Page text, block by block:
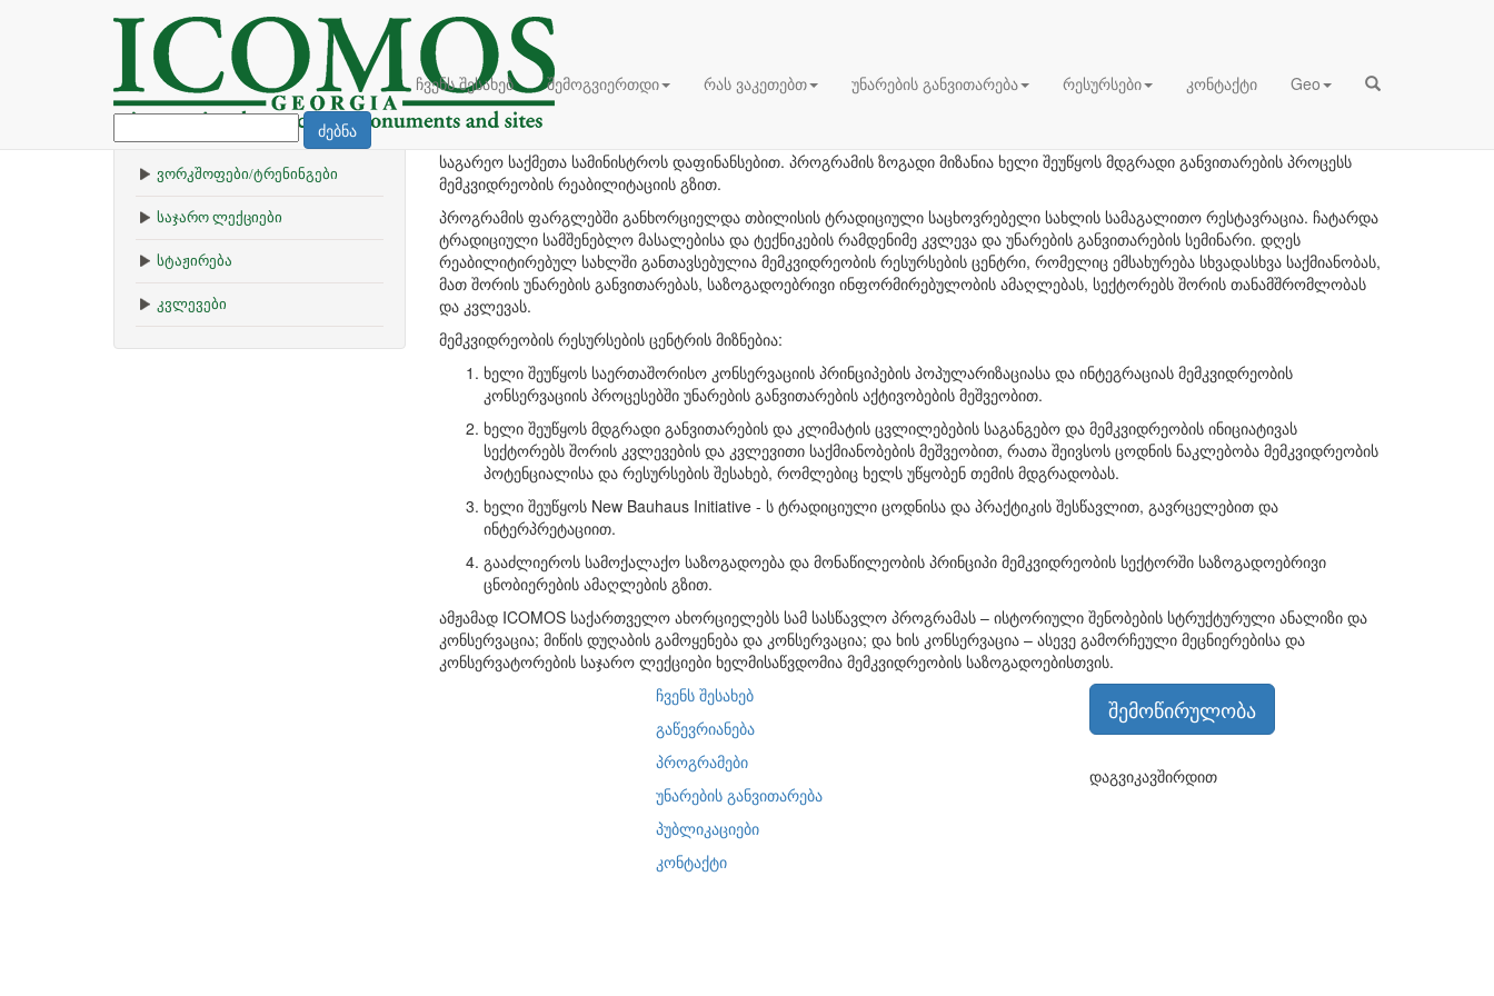
ჩვენს შესახებ შემოგვიერთდი რას ვაკეთებთ უნარების განვითარება რესურსები კონტაქტი Geo
ძებნა
უნარების განვითარება
მემკვიდრეობის
რესურსების ცენტრი
ვორკშოფები/ტრენინგები
საჯარო ლექციები
სტაჟირება
კვლევები
მემკვიდრეობის რესურსების ცენტრი
მემკვიდრეობის რესურსების ცენტრი (HRC) შეიქმნა, როგორც კულტურული მემკვიდრეობის სიცოცხლისუნარიანი
საგარეო საქმეთა სამინისტროს დაფინანსებით. პროგრამის ზოგადი მიზანია ხელი შეუწყოს მდგრადი განვითარების პროცესს
მემკვიდრეობის რეაბილიტაციის გზით.
პროგრამის ფარგლებში განხორციელდა თბილისის ტრადიციული საცხოვრებელი სახლის სამაგალითო რესტავრაცია. ჩატარდა
ტრადიციული სამშენებლო მასალებისა და ტექნიკების რამდენიმე კვლევა და უნარების განვითარების სემინარი. დღეს
რეაბილიტირებულ სახლში განთავსებულია მემკვიდრეობის რესურსების ცენტრი, რომელიც ემსახურება სხვადასხვა საქმიანობას,
მათ შორის უნარების განვითარებას, საზოგადოებრივი ინფორმირებულობის ამაღლებას, სექტორებს შორის თანამშრომლობას
და კვლევას.
მემკვიდრეობის რესურსების ცენტრის მიზნებია:
ხელი შეუწყოს საერთაშორისო კონსერვაციის პრინციპების პოპულარიზაციასა და ინტეგრაციას მემკვიდრეობის
კონსერვაციის პროცესებში უნარების განვითარების აქტივობების მეშვეობით.
ხელი შეუწყოს მდგრადი განვითარების და კლიმატის ცვლილებების საგანგებო და მემკვიდრეობის ინიციატივას
სექტორებს შორის კვლევების და კვლევითი საქმიანობების მეშვეობით, რათა შეივსოს ცოდნის ნაკლებობა მემკვიდრეობის
პოტენციალისა და რესურსების შესახებ, რომლებიც ხელს უწყობენ თემის მდგრადობას.
ხელი შეუწყოს New Bauhaus Initiative - ს ტრადიციული ცოდნისა და პრაქტიკის შესწავლით, გავრცელებით და
ინტერპრეტაციით.
გააძლიეროს სამოქალაქო საზოგადოება და მონაწილეობის პრინციპი მემკვიდრეობის სექტორში საზოგადოებრივი
ცნობიერების ამაღლების გზით.
ამჟამად ICOMOS საქართველო ახორციელებს სამ სასწავლო პროგრამას – ისტორიული შენობების სტრუქტურული ანალიზი და
კონსერვაცია; მიწის დუღაბის გამოყენება და კონსერვაცია; და ხის კონსერვაცია – ასევე გამორჩეული მეცნიერებისა და
კონსერვატორების საჯარო ლექციები ხელმისაწვდომია მემკვიდრეობის საზოგადოებისთვის.
ჩვენს შესახებ
გაწევრიანება
პროგრამები
უნარების განვითარება
პუბლიკაციები
კონტაქტი
შემოწირულობა
დაგვიკავშირდით